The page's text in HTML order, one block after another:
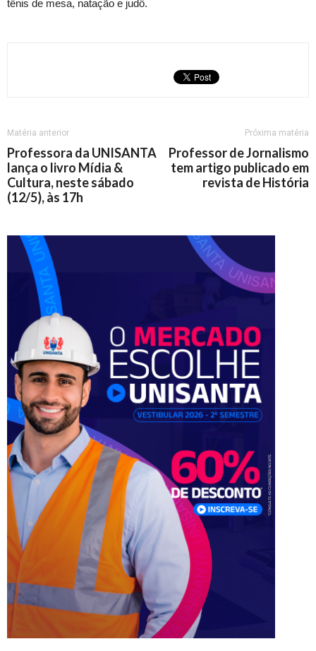
tênis de mesa, natação e judô.
Matéria anterior
Professora da UNISANTA
lança o livro Mídia &
Cultura, neste sábado
(12/5), às 17h
Próxima matéria
Professor de Jornalismo
tem artigo publicado em
revista de História